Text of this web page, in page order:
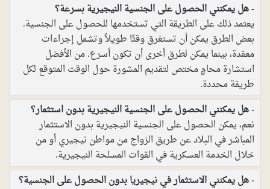
هل يمكنني الحصول على الجنسية النيجيرية بسرعة؟
يعتمد ذلك على الطريقة التي تستخدمها للحصول على الجنسية.
بعض الطرق يمكن أن تستغرق وقتًا طويلاً وتشمل إجراءات
معقدة، بينما يمكن لطرق أخرى أن تكون أسرع. من الأفضل
استشارة محامٍ مختص لتقديم المشورة حول الوقت المتوقع لكل
طريقة محددة.
هل يمكنني الحصول على الجنسية النيجيرية بدون استثمار؟
نعم، يمكن الحصول على الجنسية النيجيرية بدون الاستثمار
المباشر في البلاد عن طريق الزواج من مواطن نيجيري أو من
خلال الخدمة العسكرية في القوات المسلحة النيجيرية.
هل يمكنني الاستثمار في نيجيريا بدون الحصول على الجنسية؟